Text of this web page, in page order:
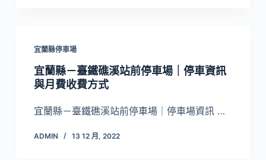
宜蘭縣停車場
宜蘭縣－臺鐵礁溪站前停車場｜停車資訊
與月費收費方式
宜蘭縣－臺鐵礁溪站前停車場｜停車場資訊 …
ADMIN 13 12 月, 2022